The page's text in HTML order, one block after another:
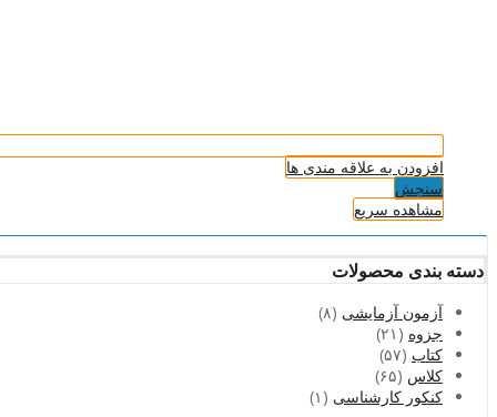
افزودن به علاقه مندی ها
سنجش
مشاهده سریع
دسته بندی محصولات
آزمون آزمایشی (۸)
جزوه (۲۱)
کتاب (۵۷)
کلاس (۶۵)
کنکور کارشناسی (۱)